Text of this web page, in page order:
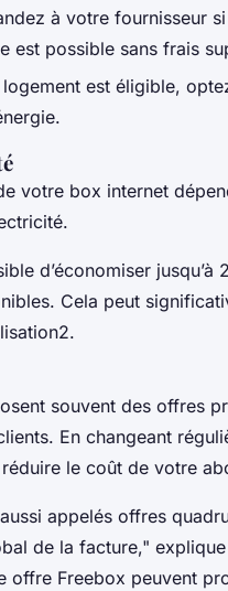
à votre fournisseur
est possible sans frais
est éligible,
votre box internet
d’économiser jusqu’à
Cela peut
souvent des offres
En changeant
le coût de votre
appelés offres
de la facture,"
offre Freebox peuvent